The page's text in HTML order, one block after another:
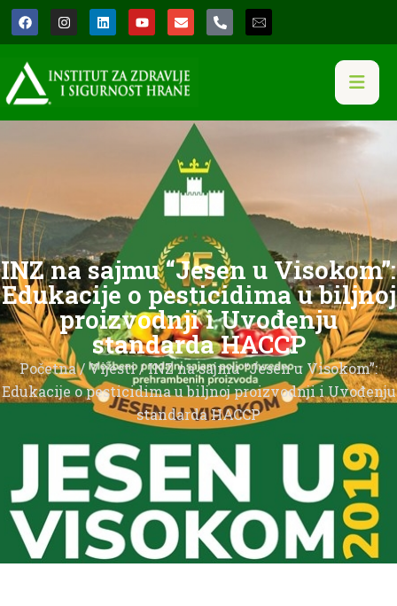
INZ na sajmu “Jesen u Visokom”:
Edukacije o pesticidima u biljnoj
proizvodnji i Uvođenju
standarda HACCP
Početna/Vijesti/ INZ na sajmu “Jesen u Visokom”:
Edukacije o pesticidima u biljnoj proizvodnji i Uvođenju
standarda HACCP